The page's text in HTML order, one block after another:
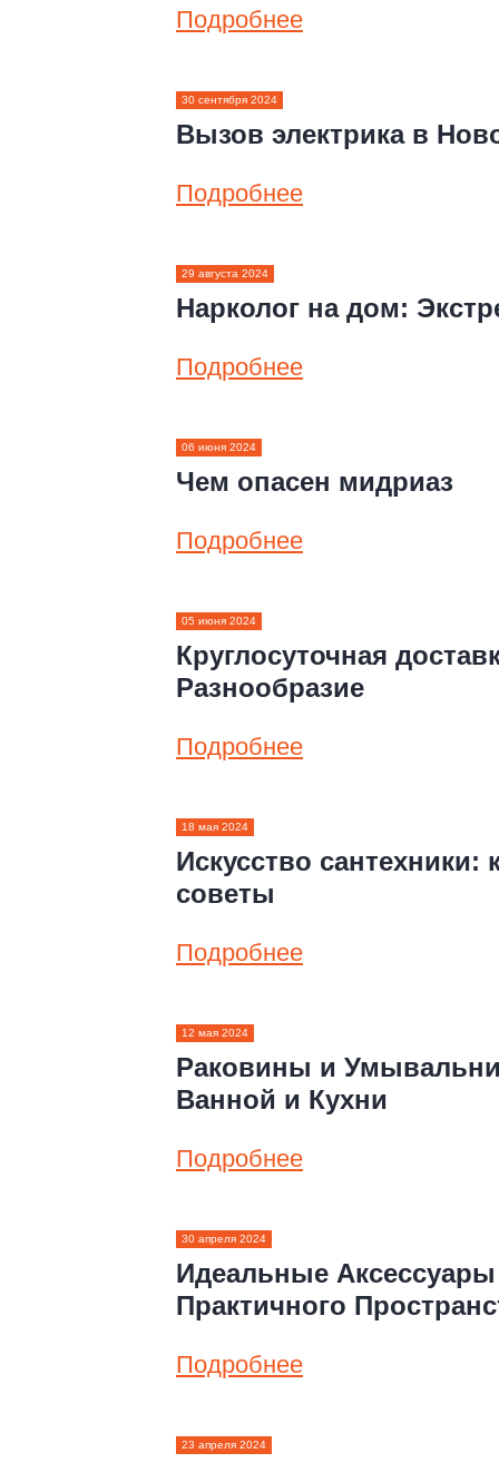
Подробнее
30 сентября 2024
Вызов электрика в
Подробнее
29 августа 2024
Нарколог на дом:
Подробнее
06 июня 2024
Чем опасен мидриаз
Подробнее
05 июня 2024
Круглосуточная
Разнообразие
Подробнее
18 мая 2024
Искусство
советы
Подробнее
12 мая 2024
Раковины и
Ванной и Кухни
Подробнее
30 апреля 2024
Идеальные
Практичного
Подробнее
23 апреля 2024